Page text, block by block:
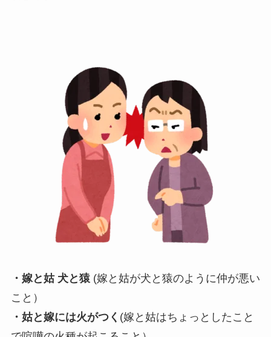
・嫁と姑 犬と猿(嫁と姑が犬と猿のように仲が悪い
こと）
・姑と嫁には火がつく (嫁と姑はちょっとしたこと